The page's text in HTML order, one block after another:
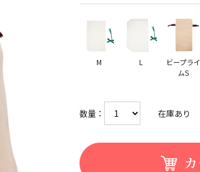
数量： 在庫あり
M L
ビープライ
ムS